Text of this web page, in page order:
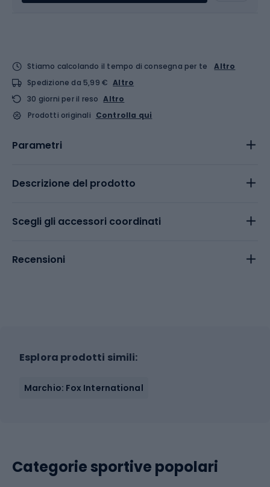
Stiamo calcolando il tempo di consegna per te
Altro
Spedizione da 5,99 € Altro
30 giorni per il reso Altro
Prodotti originali Controlla qui
Parametri
Descrizione del prodotto
Scegli gli accessori coordinati
Recensioni
Esplora prodotti simili:
Marchio: Fox International
Categorie sportive popolari